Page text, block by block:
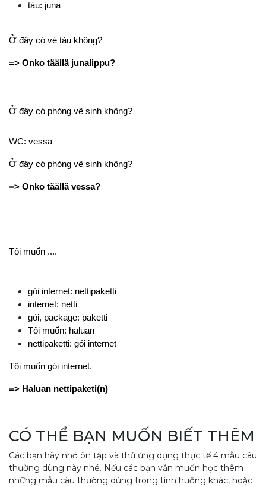
tàu: juna
Ở đây có vé tàu không?
=> Onko täällä junalippu?
Ở đây có phòng vệ sinh không?
WC: vessa
Ở đây có phòng vệ sinh không?
=> Onko täällä vessa?
Tôi muốn ....
gói internet: nettipaketti
internet: netti
gói, package: paketti
Tôi muốn: haluan
nettipaketti: gói internet
Tôi muốn gói internet.
=> Haluan nettipaketi(n)
CÓ THỂ BẠN MUỐN BIẾT THÊM
Các bạn hãy nhớ ôn tập và thử ứng dụng thực tế 4 mẫu câu
thường dùng này nhé. Nếu các bạn vẫn muốn học thêm
những mẫu câu thường dùng trong tình huống khác, hoặc